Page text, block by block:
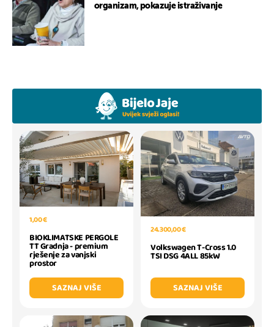
organizam, pokazuje istraživanje
1,00 €
BIOKLIMATSKE PERGOLE
TT Gradnja - premium
rješenje za vanjski
prostor
SAZNAJ VIŠE
24.300,00 €
Volkswagen T-Cross 1.0
TSI DSG 4ALL 85kW
SAZNAJ VIŠE